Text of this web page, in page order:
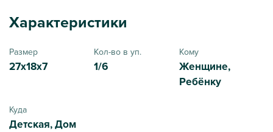
Характеристики
Размер
27x18x7
Кол-во в уп.
1/6
Кому
Женщине,
Ребёнку
Куда
Детская, Дом